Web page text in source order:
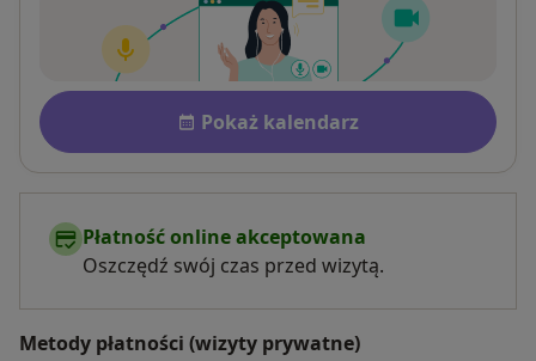
Dostępność
Pokaż kalendarz
Płatność online akceptowana
Oszczędź swój czas przed wizytą.
Metody płatności (wizyty prywatne)